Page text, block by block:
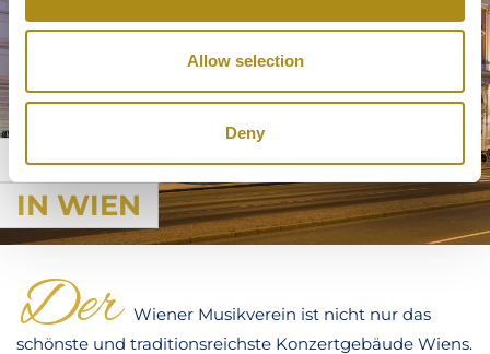
Allow selection
Deny
MUSIKVEREIN
IN WIEN
Der Wiener Musikverein ist nicht nur das
schönste und traditionsreichste Konzertgebäude Wiens.